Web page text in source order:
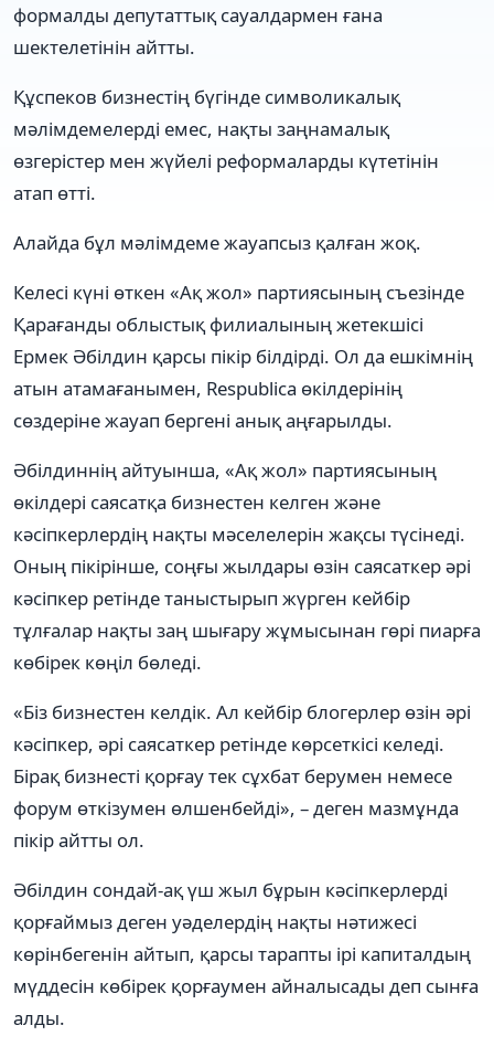
формалды депутаттық сауалдармен ғана
шектелетінін айтты.
Құспеков бизнестің бүгінде символикалық
мәлімдемелерді емес, нақты заңнамалық
өзгерістер мен жүйелі реформаларды күтетінін
атап өтті.
Алайда бұл мәлімдеме жауапсыз қалған жоқ.
Келесі күні өткен «Ақ жол» партиясының съезінде
Қарағанды облыстық филиалының жетекшісі
Ермек Әбілдин қарсы пікір білдірді. Ол да ешкімнің
атын атамағанымен, Respublica өкілдерінің
сөздеріне жауап бергені анық аңғарылды.
Әбілдиннің айтуынша, «Ақ жол» партиясының
өкілдері саясатқа бизнестен келген және
кәсіпкерлердің нақты мәселелерін жақсы түсінеді.
Оның пікірінше, соңғы жылдары өзін саясаткер әрі
кәсіпкер ретінде таныстырып жүрген кейбір
тұлғалар нақты заң шығару жұмысынан гөрі пиарға
көбірек көңіл бөледі.
«Біз бизнестен келдік. Ал кейбір блогерлер өзін әрі
кәсіпкер, әрі саясаткер ретінде көрсеткісі келеді.
Бірақ бизнесті қорғау тек сұхбат берумен немесе
форум өткізумен өлшенбейді», – деген мазмұнда
пікір айтты ол.
Әбілдин сондай-ақ үш жыл бұрын кәсіпкерлерді
қорғаймыз деген уәделердің нақты нәтижесі
көрінбегенін айтып, қарсы тарапты ірі капиталдың
мүддесін көбірек қорғаумен айналысады деп сынға
алды.